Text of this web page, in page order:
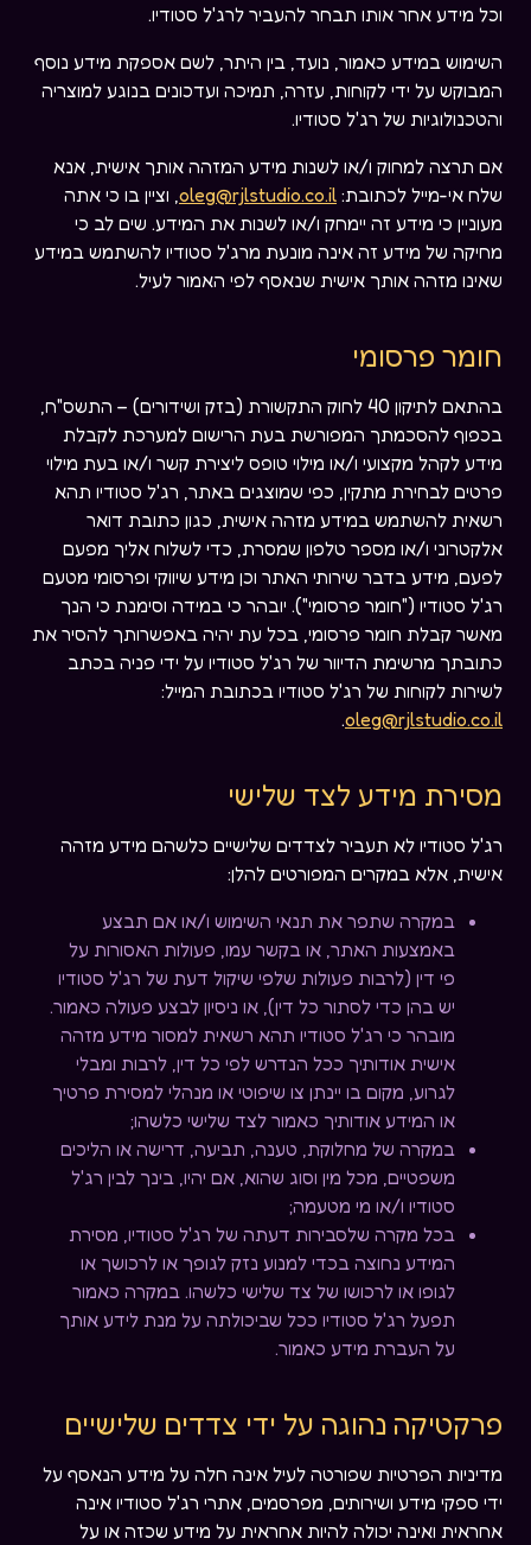
וכל מידע אחר אותו תבחר להעביר לרג'ל סטודיו.
השימוש במידע כאמור, נועד, בין היתר, לשם אספקת מידע נוסף
המבוקש על ידי לקוחות, עזרה, תמיכה ועדכונים בנוגע למוצריה
והטכנולוגיות של רג'ל סטודיו.
אם תרצה למחוק ו/או לשנות מידע המזהה אותך אישית, אנא
שלח אי-מייל לכתובת: oleg@rjlstudio.co.il, וציין בו כי אתה
מעוניין כי מידע זה יימחק ו/או לשנות את המידע. שים לב כי
מחיקה של מידע זה אינה מונעת מרג'ל סטודיו להשתמש במידע
שאינו מזהה אותך אישית שנאסף לפי האמור לעיל.
חומר פרסומי
בהתאם לתיקון 40 לחוק התקשורת (בזק ושידורים) – התשס"ח,
בכפוף להסכמתך המפורשת בעת הרישום למערכת לקבלת
מידע לקהל מקצועי ו/או מילוי טופס ליצירת קשר ו/או בעת מילוי
פרטים לבחירת מתקין, כפי שמוצגים באתר, רג'ל סטודיו תהא
רשאית להשתמש במידע מזהה אישית, כגון כתובת דואר
אלקטרוני ו/או מספר טלפון שמסרת, כדי לשלוח אליך מפעם
לפעם, מידע בדבר שירותי האתר וכן מידע שיווקי ופרסומי מטעם
רג'ל סטודיו ("חומר פרסומי"). יובהר כי במידה וסימנת כי הנך
מאשר קבלת חומר פרסומי, בכל עת יהיה באפשרותך להסיר את
כתובתך מרשימת הדיוור של רג'ל סטודיו על ידי פניה בכתב
לשירות לקוחות של רג'ל סטודיו בכתובת המייל:
oleg@rjlstudio.co.il
.
מסירת מידע לצד שלישי
רג'ל סטודיו לא תעביר לצדדים שלישיים כלשהם מידע מזהה
אישית, אלא במקרים המפורטים להלן:
במקרה שתפר את תנאי השימוש ו/או אם תבצע
באמצעות האתר, או בקשר עמו, פעולות האסורות על
פי דין (לרבות פעולות שלפי שיקול דעת של רג'ל סטודיו
יש בהן כדי לסתור כל דין), או ניסיון לבצע פעולה כאמור.
מובהר כי רג'ל סטודיו תהא רשאית למסור מידע מזהה
אישית אודותיך ככל הנדרש לפי כל דין, לרבות ומבלי
לגרוע, מקום בו יינתן צו שיפוטי או מנהלי למסירת פרטיך
או המידע אודותיך כאמור לצד שלישי כלשהו;
במקרה של מחלוקת, טענה, תביעה, דרישה או הליכים
משפטיים, מכל מין וסוג שהוא, אם יהיו, בינך לבין רג'ל
סטודיו ו/או מי מטעמה;
בכל מקרה שלסבירות דעתה של רג'ל סטודיו, מסירת
המידע נחוצה בכדי למנוע נזק לגופך או לרכושך או
לגופו או לרכושו של צד שלישי כלשהו. במקרה כאמור
תפעל רג'ל סטודיו ככל שביכולתה על מנת לידע אותך
על העברת מידע כאמור.
פרקטיקה נהוגה על ידי צדדים שלישיים
מדיניות הפרטיות שפורטה לעיל אינה חלה על מידע הנאסף על
ידי ספקי מידע ושירותים, מפרסמים, אתרי רג'ל סטודיו אינה
אחראית ואינה יכולה להיות אחראית על מידע שכזה או על